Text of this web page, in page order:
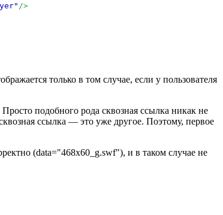
/>
только в том случае, если у пользователя
подобного рода сквозная ссылка никак не
ссылка — это уже другое. Поэтому, первое
(data="468x60_g.swf"), и в таком случае не